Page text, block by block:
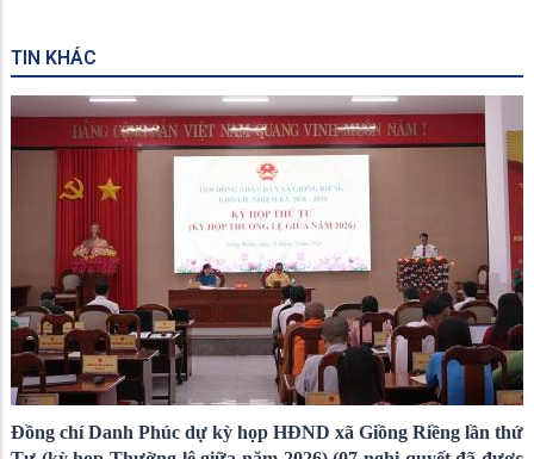
TIN KHÁC
Đồng chí Danh Phúc dự kỳ họp HĐND xã Giồng Riềng lần thứ